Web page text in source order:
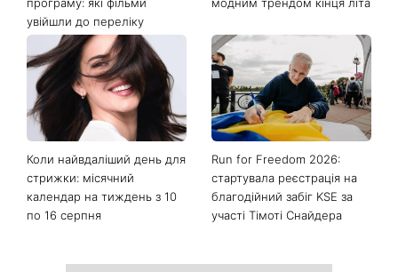
програму: які фільми
увійшли до переліку
модним трендом кінця літа
Коли найвдаліший день для
стрижки: місячний
календар на тиждень з 10
по 16 серпня
Run for Freedom 2026:
стартувала реєстрація на
благодійний забіг KSE за
участі Тімоті Снайдера